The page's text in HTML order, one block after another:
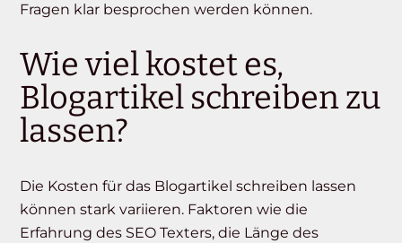
Fragen klar besprochen werden können.
Wie viel kostet es,
Blogartikel schreiben zu
lassen?
Die Kosten für das Blogartikel schreiben lassen
können stark variieren. Faktoren wie die
Erfahrung des SEO Texters, die Länge des